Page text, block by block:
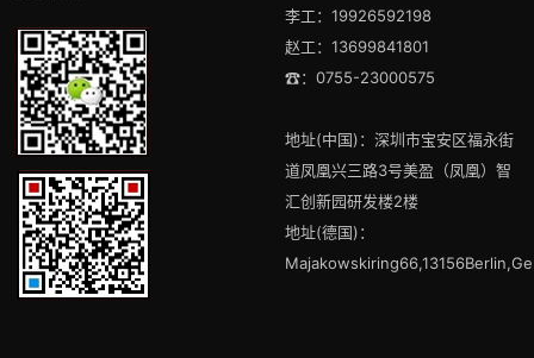
李工：19926592198
赵工：13699841801
☎：0755-23000575
地址(中国)：深圳市宝安区福永街
道凤凰兴三路3号美盈（凤凰）智
汇创新园研发楼2楼
地址(德国)：